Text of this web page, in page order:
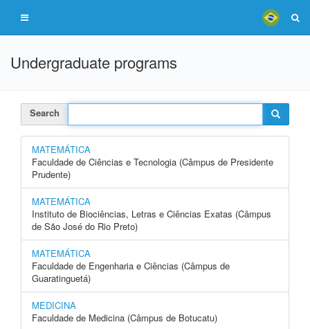
Undergraduate programs
Search
MATEMÁTICA
Faculdade de Ciências e Tecnologia (Câmpus de Presidente
Prudente)
MATEMÁTICA
Instituto de Biociências, Letras e Ciências Exatas (Câmpus
de São José do Rio Preto)
MATEMÁTICA
Faculdade de Engenharia e Ciências (Câmpus de
Guaratinguetá)
MEDICINA
Faculdade de Medicina (Câmpus de Botucatu)